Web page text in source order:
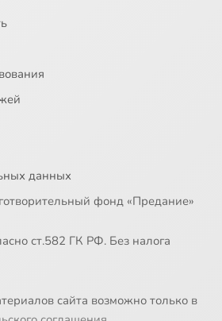
данных
фонд «Предание»
ст.582 ГК РФ. Без налога
сайта возможно только в